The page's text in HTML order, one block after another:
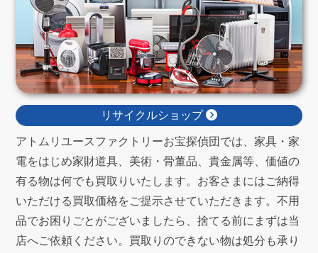
リサイクルショップ
アトムリユースファクトリーお宝探偵団では、家具・家
電をはじめ家財道具、美術・骨董品、貴金属等、価値の
有る物は何でも買取りいたします。お客さまにはご納得
いただける買取価格をご提示させていただきます。不用
品でお困りごとがございましたら、捨てる前にまずは当
店へご依頼ください。買取りのできない物は処分も承り